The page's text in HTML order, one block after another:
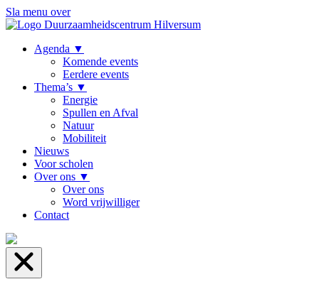
Sla menu over
Agenda ▼
Komende events
Eerdere events
Thema’s ▼
Energie
Spullen en Afval
Natuur
Mobiliteit
Nieuws
Voor scholen
Over ons ▼
Over ons
Word vrijwilliger
Contact